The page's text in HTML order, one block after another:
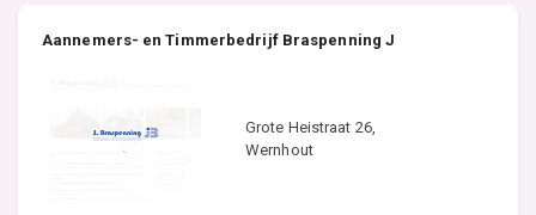
Aannemers- en Timmerbedrijf Braspenning J
Grote Heistraat 26,
Wernhout